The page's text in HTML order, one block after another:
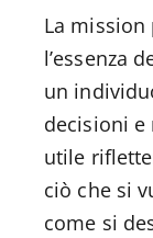
La mission
l’essenza
un
decisioni e
utile
ciò che si
come si